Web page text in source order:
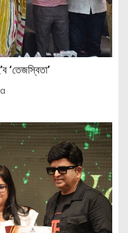
‘তেজস্বিতা’